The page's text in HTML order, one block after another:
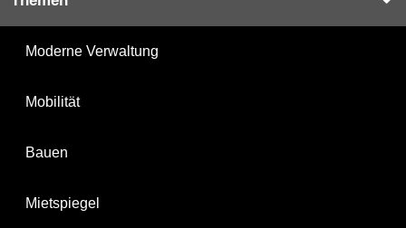
Moderne Verwaltung
Mobilität
Bauen
Mietspiegel